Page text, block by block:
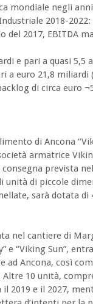
mondiale negli anni
2018-2022:
2017, EBITDA
e pari a quasi 5,5
a euro 21,8 miliardi
di circa euro
di Ancona
armatrice
prevista
unità di piccole
sarà dotata
nel cantiere di
e “Viking Sun”,
ad Ancona, così
10 unità,
2019 e il 2027,